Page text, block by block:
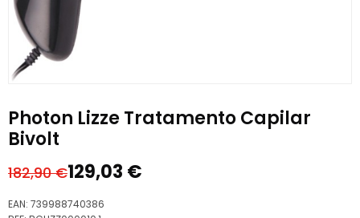
Photon Lizze Tratamento Capilar
Bivolt
182,90€
O
preço
129,03 €
O
preço
EAN: 739988740386